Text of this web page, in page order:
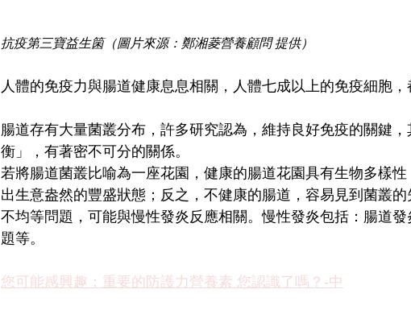
抗疫第三寶益生箘（圖片來源：鄭湘菱營養顧問 提供）
人體的免疫力與腸道健康息息相關，人體七成以上的免疫細胞，
腸道存有大量菌叢分布，許多研究認為，維持良好免疫的關鍵
衡」，有著密不可分的關係。
若將腸道菌叢比喻為一座花園，健康的腸道花園具有生物多樣
出生意盎然的豐盛狀態；反之，不健康的腸道，容易見到菌叢
不均等問題，可能與慢性發炎反應相關。慢性發炎包括：腸道
題等。
您可能感興趣：重要的防護力營養素 您認識了嗎？-中